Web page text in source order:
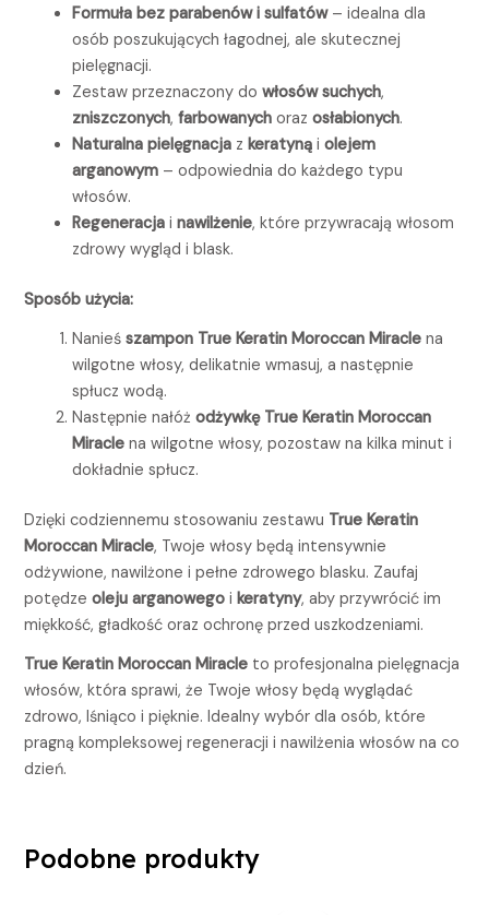
Formuła bez parabenów i sulfatów– idealna dla
osób poszukujących łagodnej, ale skutecznej
pielęgnacji.
Zestaw przeznaczony dowłosów suchych,
zniszczonych,farbowanych orazosłabionych.
Naturalna pielęgnacja zkeratyną iolejem
arganowym – odpowiednia do każdego typu
włosów.
Regeneracja inawilżenie, które przywracają włosom
zdrowy wygląd i blask.
Sposób użycia:
Nanieśszampon True Keratin Moroccan Miracle na
wilgotne włosy, delikatnie wmasuj, a następnie
spłucz wodą.
Następnie nałóżodżywkę True Keratin Moroccan
Miracle na wilgotne włosy, pozostaw na kilka minut i
dokładnie spłucz.
Dzięki codziennemu stosowaniu zestawu True Keratin
Moroccan Miracle, Twoje włosy będą intensywnie
odżywione, nawilżone i pełne zdrowego blasku. Zaufaj
potędzeoleju arganowego ikeratyny, aby przywrócić im
miękkość, gładkość oraz ochronę przed uszkodzeniami.
True Keratin Moroccan Miracle to profesjonalna pielęgnacja
włosów, która sprawi, że Twoje włosy będą wyglądać
zdrowo, lśniąco i pięknie. Idealny wybór dla osób, które
pragną kompleksowej regeneracji i nawilżenia włosów na co
dzień.
Podobne produkty